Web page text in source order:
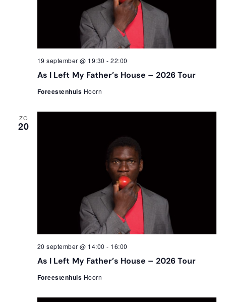
As I Left My Father’s House – 2026 Tour
19 september @ 19:30 - 22:00
Foreestenhuis Hoorn
ZO
20
As I Left My Father’s House – 2026 Tour
20 september @ 14:00 - 16:00
Foreestenhuis Hoorn